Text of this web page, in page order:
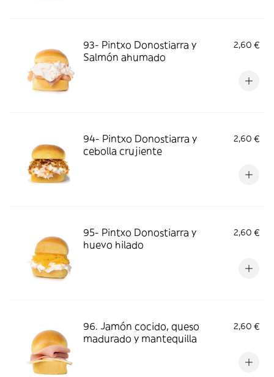
93- Pintxo Donostiarra y
Salmón ahumado
2,60 €
94- Pintxo Donostiarra y
cebolla crujiente
2,60 €
95- Pintxo Donostiarra y
huevo hilado
2,60 €
96. Jamón cocido, queso
madurado y mantequilla
2,60 €